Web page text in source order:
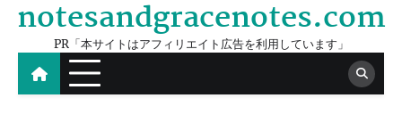
Skip
content
notesandgracenotes.com
PR「本サイトはアフィリエイト広告を利用しています」